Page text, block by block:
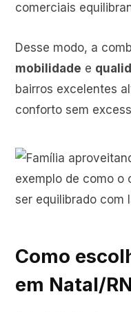
comerciais
Desse modo, a
mobilidade e
bairros excelentes
conforto sem
Como
em Natal/